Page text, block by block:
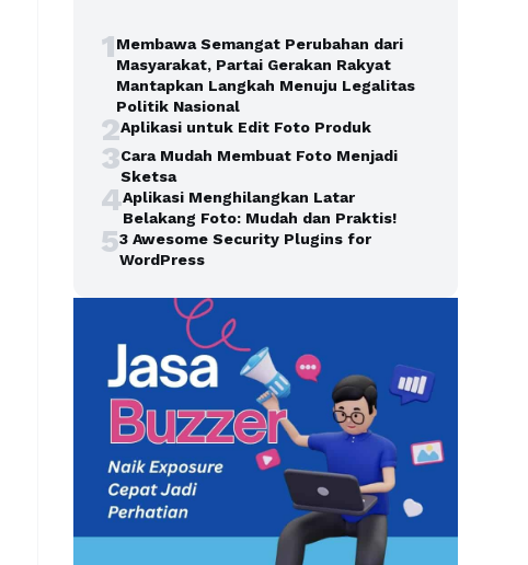
1Membawa Semangat Perubahan dari
Masyarakat, Partai Gerakan Rakyat
Mantapkan Langkah Menuju Legalitas
Politik Nasional
2Aplikasi untuk Edit Foto Produk
3Cara Mudah Membuat Foto Menjadi
Sketsa
4Aplikasi Menghilangkan Latar
Belakang Foto: Mudah dan Praktis!
53 Awesome Security Plugins for
WordPress